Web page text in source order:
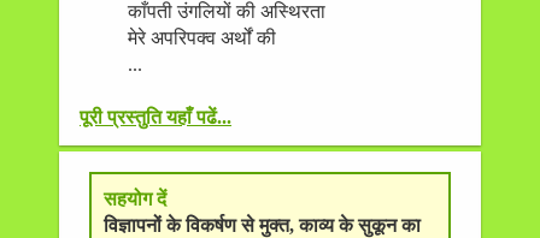
काँपती उंगलियों की अस्थिरता
मेरे अपरिपक्व अर्थों की
...
पूरी प्रस्तुति यहाँ पढें...
सहयोग दें
विज्ञापनों के विकर्षण से मुक्त, काव्य के सुकून का